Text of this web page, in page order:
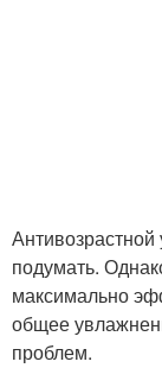
подумать.
максимально
общее
проблем.